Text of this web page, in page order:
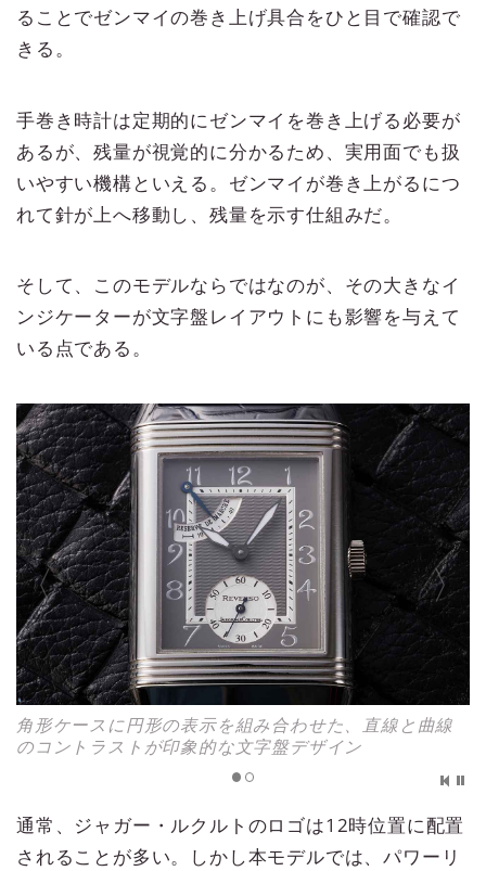
ることでゼンマイの巻き上げ具合をひと目で確認で
きる。
手巻き時計は定期的にゼンマイを巻き上げる必要が
あるが、残量が視覚的に分かるため、実用面でも扱
いやすい機構といえる。ゼンマイが巻き上がるにつ
れて針が上へ移動し、残量を示す仕組みだ。
そして、このモデルならではなのが、その大きなイ
ンジケーターが文字盤レイアウトにも影響を与えて
いる点である。
角形ケースに円形の表示を組み合わせた、直線と曲線
のコントラストが印象的な文字盤デザイン
通常、ジャガー・ルクルトのロゴは12時位置に配置
されることが多い。しかし本モデルでは、パワーリ